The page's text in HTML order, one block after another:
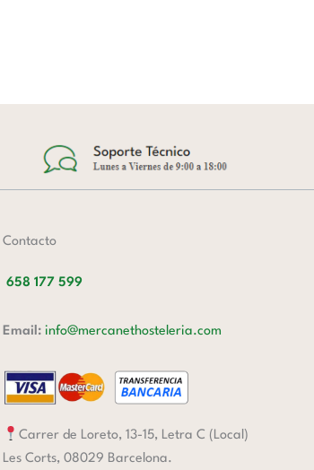
Contacto
658 177 599
Email: info@mercanethosteleria.com
Carrer de Loreto, 13-15, Letra C (Local)
Les Corts, 08029 Barcelona.